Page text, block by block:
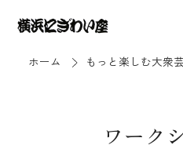
ホーム
もっと楽しむ大衆
ワーク